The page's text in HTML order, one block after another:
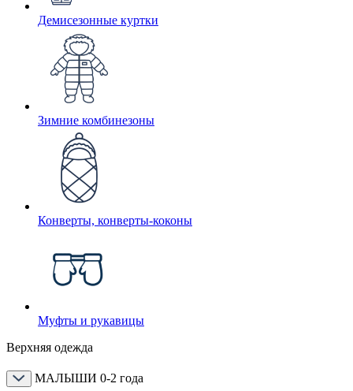
Демисезонные куртки
Зимние комбинезоны
Конверты, конверты-коконы
Муфты и рукавицы
Верхняя одежда
МАЛЫШИ 0-2 года